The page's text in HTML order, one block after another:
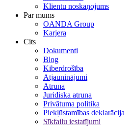
Klientu noskaņojums
Par mums
OANDA Group
Karjera
Cits
Dokumenti
Blog
Kiberdrošība
Atjauninājumi
Atruna
Juridiska atruna
Privātuma politika
Piekļūstamības deklarācija
Sīkfailu iestatījumi